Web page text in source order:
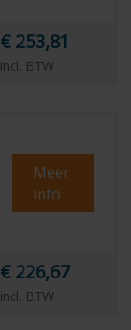
€ 253,81
incl. BTW
Meer
info
€ 226,67
incl. BTW